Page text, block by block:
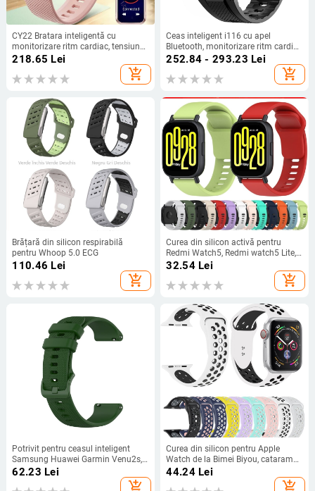
CY22 Bratara inteligentă cu
monitorizare ritm cardiac, tensiune
arterială, saturație de oxigen,
autonomie 7–14 zile
218.65 Lei
add_shopping_cart
Ceas inteligent i116 cu apel
Bluetooth, monitorizare ritm cardiac
și tensiune arterială, NFC,
monitorizare somn și rezistență la
apă
252.84 - 293.23 Lei
add_shopping_cart
Brățară din silicon respirabilă
pentru Whoop 5.0 ECG
110.46 Lei
add_shopping_cart
Curea din silicon activă pentru
Redmi Watch5, Redmi watch5 Lite,
ediție pentru tineri, pentru brățară
32.54Lei
add_shopping_cart
Potrivit pentru ceasul inteligent
Samsung Huawei Garmin Venu2s,
curea universală cu cap plat 18
mm, 20 mm, 22 mm, curea de ceas
62.23 Lei
add_shopping_cart
Curea din silicon pentru Apple
Watch de la Bimei Biyou, cataramă
cu pin, dimensiune a interfeței
44.24Lei
add_shopping_cart